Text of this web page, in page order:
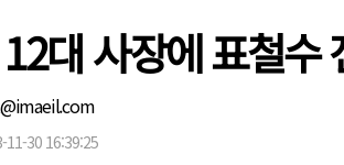
대 사장에 표철수
11-30 16:39:25